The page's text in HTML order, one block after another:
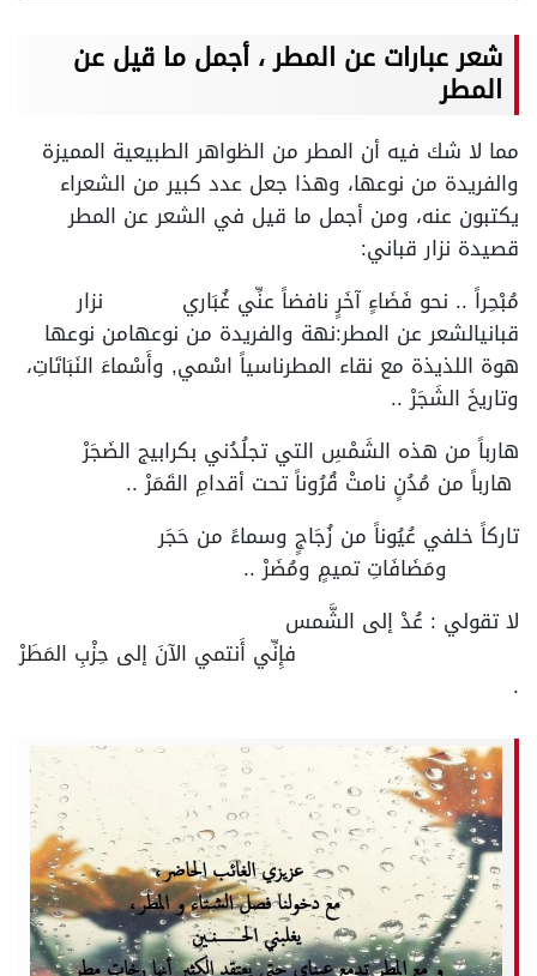
شعر عبارات عن المطر ، أجمل ما قيل عن
المطر
مما لا شك فيه أن المطر من الظواهر الطبيعية المميزة
والفريدة من نوعها، وهذا جعل عدد كبير من الشعراء
يكتبون عنه، ومن أجمل ما قيل في الشعر عن المطر
قصيدة نزار قباني:
مُبْحِراً .. نحو فَضَاءٍ آخَرٍ نافضاً عنِّي غُبَاري نزار
قبانيالشعر عن المطر:نهة والفريدة من نوعهامن نوعها
هوة اللذيذة مع نقاء المطرناسياً اسْمي, وأَسْماءَ النَبَاتَاتِ،
وتاريخَ الشَجَرْ ..
هارباً من هذه الشَمْسِ التي تجلُدُني بكرابيج الضَجَرْ
هارباً من مُدُنٍ نامتْ قُرُوناً تحت أقدامِ القَمَرْ ..
تاركاً خلفي عُيُوناً من زُجَاجٍ وسماءً من حَجَر
ومَضَافَاتِ تميمٍ ومُضَرْ ..
لا تقولي : عُدْ إلى الشَّمس
فإِنِّي أَنتمي الآنَ إلى حِزْبِ المَطَرْ
.